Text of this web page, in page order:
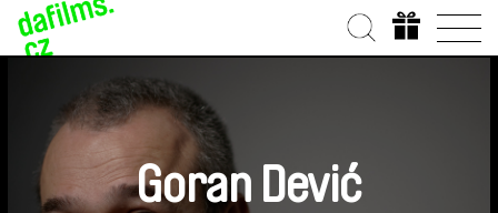
Goran Dević